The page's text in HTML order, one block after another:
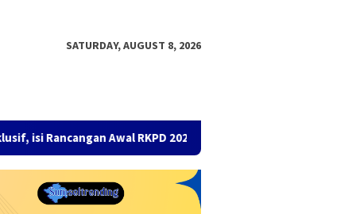
SATURDAY, AUGUST 8, 2026
Awal RKPD 2026 Gaji TKK di Muba Cair, Mesin ATM